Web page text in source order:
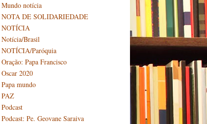
Mundo notícia
NOTA DE SOLIDARIEDADE
NOTÍCIA
Notícia/Brasil
NOTÍCIA/Paróquia
Oração: Papa Francisco
Oscar 2020
Papa mundo
PAZ
Podcast
Podcast: Pe. Geovane Saraiva